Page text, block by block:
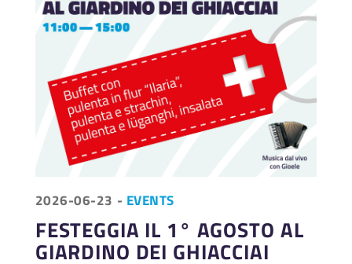
2026-06-23 - EVENTS
FESTEGGIA IL 1° AGOSTO AL
GIARDINO DEI GHIACCIAI